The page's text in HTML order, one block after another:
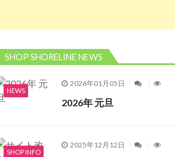
SHOP SHORELINE NEWS
NEWS
2026年01月05日
2026年 元旦
SHOP INFO
2025年12月12日